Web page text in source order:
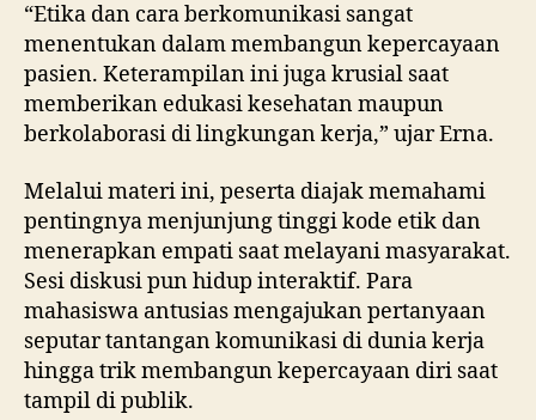
“Etika dan cara berkomunikasi sangat
menentukan dalam membangun kepercayaan
pasien. Keterampilan ini juga krusial saat
memberikan edukasi kesehatan maupun
berkolaborasi di lingkungan kerja,” ujar Erna.
Melalui materi ini, peserta diajak memahami
pentingnya menjunjung tinggi kode etik dan
menerapkan empati saat melayani masyarakat.
Sesi diskusi pun hidup interaktif. Para
mahasiswa antusias mengajukan pertanyaan
seputar tantangan komunikasi di dunia kerja
hingga trik membangun kepercayaan diri saat
tampil di publik.